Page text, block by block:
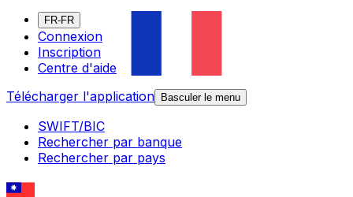
FR-FR
Connexion
Inscription
Centre d'aide
Télécharger l'application
Basculer le menu
SWIFT/BIC
Rechercher par banque
Rechercher par pays